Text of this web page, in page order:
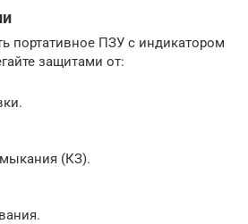
портативное ПЗУ с индикатором
защитами от:
(КЗ).